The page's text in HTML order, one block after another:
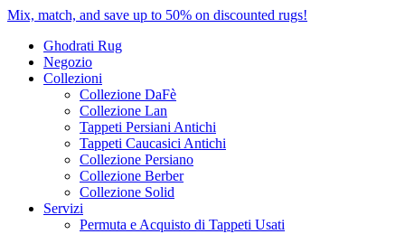
Mix, match, and save up to 50% on discounted rugs!
Ghodrati Rug
Negozio
Collezioni
Collezione DaFè
Collezione Lan
Tappeti Persiani Antichi
Tappeti Caucasici Antichi
Collezione Persiano
Collezione Berber
Collezione Solid
Servizi
Permuta e Acquisto di Tappeti Usati